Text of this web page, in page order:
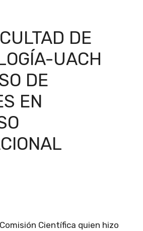
DE
UACH
DE
EN
Científica quien hizo